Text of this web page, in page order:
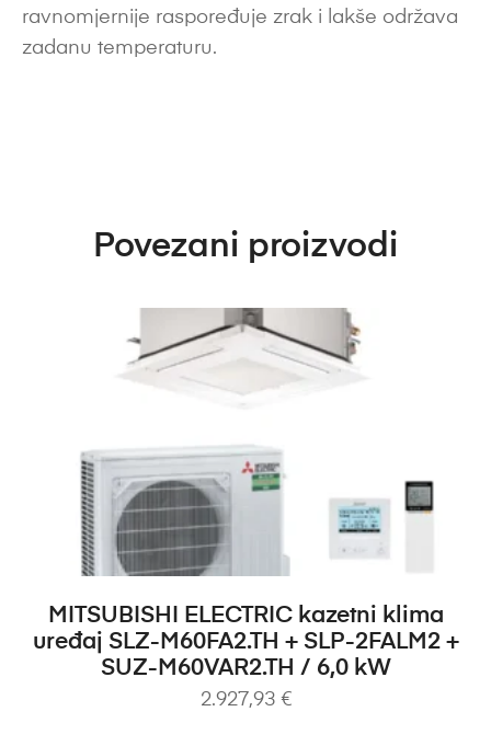
ravnomjernije raspoređuje zrak i lakše održava
zadanu temperaturu.
Povezani proizvodi
DODAJ U KOŠARICU
MITSUBISHI ELECTRIC kazetni klima
uređaj SLZ-M60FA2.TH + SLP-2FALM2 +
SUZ-M60VAR2.TH / 6,0 kW
2.927,93 €